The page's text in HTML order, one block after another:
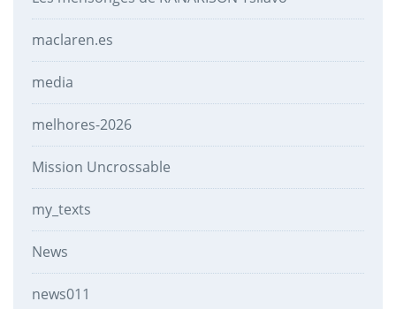
maclaren.es
media
melhores-2026
Mission Uncrossable
my_texts
News
news011